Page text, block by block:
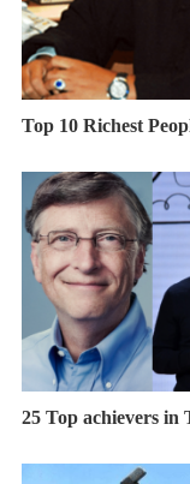
Top 10 Richest
25 Top achievers in